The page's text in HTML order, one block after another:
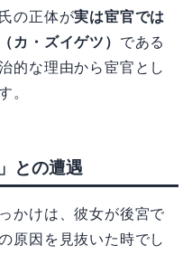
の正体が実は宦官では
カ・ズイゲツ） である
的な理由から宦官とし
。
との遭遇
かけは、彼女が後宮で
原因を見抜いた時でし